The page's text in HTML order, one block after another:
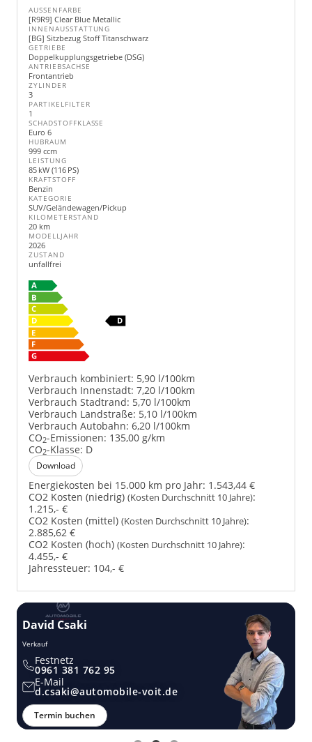
AUSSENFARBE
[R9R9] Clear Blue Metallic
INNENAUSSTATTUNG
[BG] Sitzbezug Stoff Titanschwarz
GETRIEBE
Doppelkupplungsgetriebe (DSG)
ANTRIEBSACHSE
Frontantrieb
ZYLINDER
3
PARTIKELFILTER
1
SCHADSTOFFKLASSE
Euro 6
HUBRAUM
999 ccm
LEISTUNG
85 kW (116 PS)
KRAFTSTOFF
Benzin
KATEGORIE
SUV/Geländewagen/Pickup
KILOMETERSTAND
20 km
MODELLJAHR
2026
ZUSTAND
unfallfrei
Verbrauch kombiniert: 5,90 l/100km
Verbrauch Innenstadt: 7,20 l/100km
Verbrauch Stadtrand: 5,70 l/100km
Verbrauch Landstraße: 5,10 l/100km
Verbrauch Autobahn: 6,20 l/100km
CO2-Emissionen: 135,00 g/km
CO2-Klasse: D
Download
Energiekosten bei 15.000 km pro Jahr: 1.543,44 €
CO2 Kosten (niedrig) (Kosten Durchschnitt 10 Jahre):
1.215,- €
CO2 Kosten (mittel) (Kosten Durchschnitt 10 Jahre):
2.885,62 €
CO2 Kosten (hoch) (Kosten Durchschnitt 10 Jahre):
4.455,- €
Jahressteuer: 104,- €
David Csaki
Verkauf
Festnetz
0961 381 762 95
E-Mail
d.csaki@automobile-voit.de
Termin buchen